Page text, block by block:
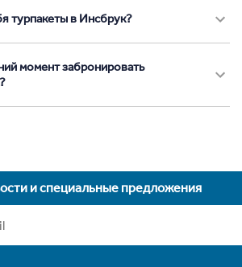
турпакеты в Инсбрук?
момент забронировать
и специальные предложения